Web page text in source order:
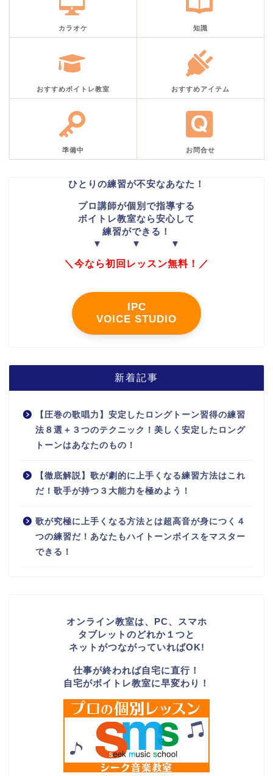
カラオケ 知識
おすすめボイトレ教室 おすすめアイテム
準備中 お問合せ
ひとりの練習が不安なあなた！
プロ講師が個別で指導する
ボイトレ教室なら安心して
練習ができる！
▼ ▼ ▼
＼今なら初回レッスン無料！／
IPC
VOICE STUDIO
新着記事
【圧巻の歌唱力】安定したロングトーン習得の練習
法８選＋３つのテクニック！美しく安定したロング
トーンはあなたのもの！
【徹底解説】歌が劇的に上手くなる練習方法はこれ
だ！歌手が持つ３大能力を極めよう！
歌が究極に上手くなる方法とは超高音が身につく４
つの練習だ！あなたもハイトーンボイスをマスター
できる！
オンライン教室は、PC、スマホ
タブレットのどれか１つと
ネットがつながっていればOK!
仕事が終われば自宅に直行！
自宅がボイトレ教室に早変わり！